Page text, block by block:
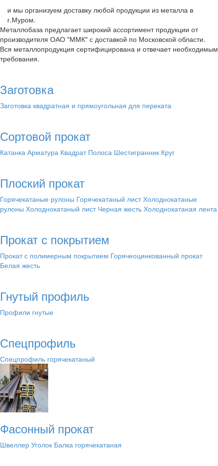
и мы организуем доставку любой продукции из металла в
г.Муром.
Металлобаза предлагает широкий ассортимент продукции от
производителя ОАО "ММК" с доставкой по Московской области.
Вся металлопродукция сертифицирована и отвечает необходимым
требования.
Заготовка
Заготовка квадратная и прямоугольная для переката
Сортовой прокат
Катанка Арматура Квадрат Полоса Шестигранник Круг
Плоский прокат
Горячекатаные рулоны Горячекатаный лист Холоднокатаные
рулоны Холоднокатаный лист Черная жесть Холоднокатаная лента
Прокат с покрытием
Прокат с полимерным покрытием Горячеоцинкованный прокат
Белая жесть
Гнутый профиль
Профили гнутые
Спецпрофиль
Спецпрофиль горячекатаный
Фасонный прокат
Швеллер Уголок Балка горячекатаная